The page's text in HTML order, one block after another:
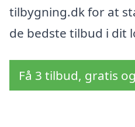
tilbygning.dk for at
de bedste tilbud i dit
Få 3 tilbud, gratis